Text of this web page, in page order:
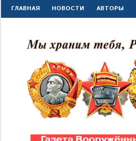
Перейти
к
ГЛАВНАЯ НОВОСТИ АВТОРЫ